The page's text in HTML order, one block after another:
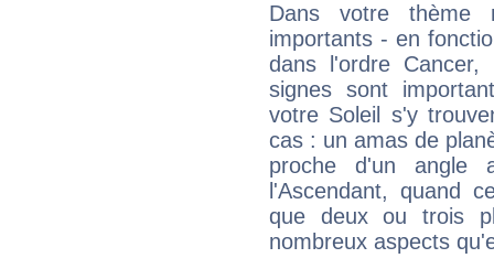
Dans votre thème
importants - en
dans l'ordre
signes sont
votre Soleil s'y
cas : un amas de
proche d'un
l'Ascendant, quand
que deux ou trois
nombreux aspects